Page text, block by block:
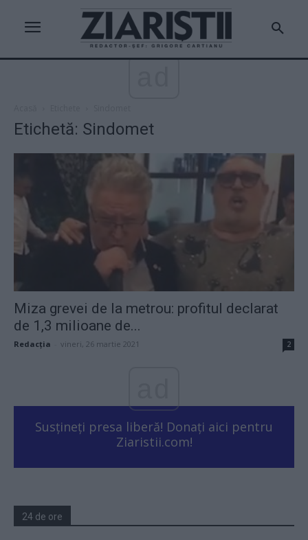
Etichetă: Sindomet
Miza grevei de la metrou: profitul declarat
de 1,3 milioane de...
Redacţia vineri, 26 martie 2021 2
Susțineți presa liberă! Donați aici pentru
Ziaristii.com!
24 de ore